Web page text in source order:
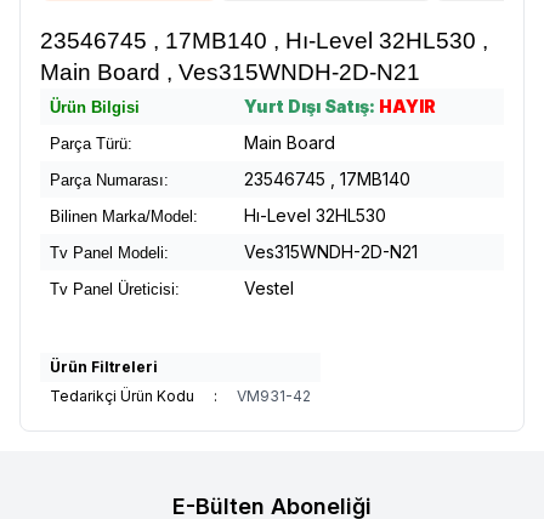
23546745 , 17MB140 , Hı-Level 32HL530 ,
Main Board , Ves315WNDH-2D-N21
Ürün Bilgisi Yurt Dışı Satış: HAYIR
Parça Türü: Main Board
Parça Numarası: 23546745 , 17MB140
Bilinen Marka/Model: Hı-Level 32HL530
Tv Panel Modeli: Ves315WNDH-2D-N21
Tv Panel Üreticisi: Vestel
Ürün Filtreleri
Tedarikçi Ürün Kodu
: VM931-42
E-Bülten Aboneliği